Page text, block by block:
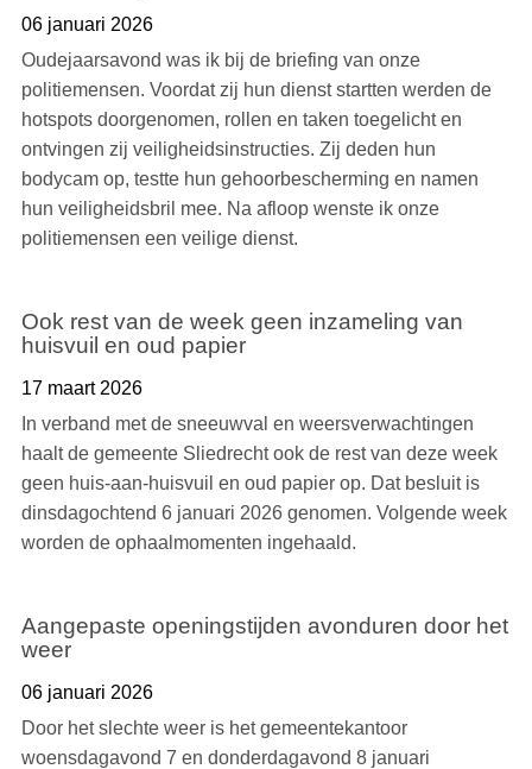
06 januari 2026
Oudejaarsavond was ik bij de briefing van onze
politiemensen. Voordat zij hun dienst startten werden de
hotspots doorgenomen, rollen en taken toegelicht en
ontvingen zij veiligheidsinstructies. Zij deden hun
bodycam op, testte hun gehoorbescherming en namen
hun veiligheidsbril mee. Na afloop wenste ik onze
politiemensen een veilige dienst.
Ook rest van de week geen inzameling van
huisvuil en oud papier
17 maart 2026
In verband met de sneeuwval en weersverwachtingen
haalt de gemeente Sliedrecht ook de rest van deze week
geen huis-aan-huisvuil en oud papier op. Dat besluit is
dinsdagochtend 6 januari 2026 genomen. Volgende week
worden de ophaalmomenten ingehaald.
Aangepaste openingstijden avonduren door het
weer
06 januari 2026
Door het slechte weer is het gemeentekantoor
woensdagavond 7 en donderdagavond 8 januari